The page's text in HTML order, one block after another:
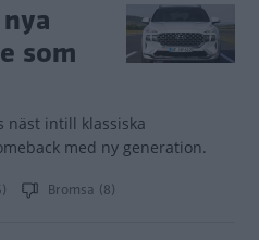
som
näst intill klassiska
med ny generation.
Bromsa (8)